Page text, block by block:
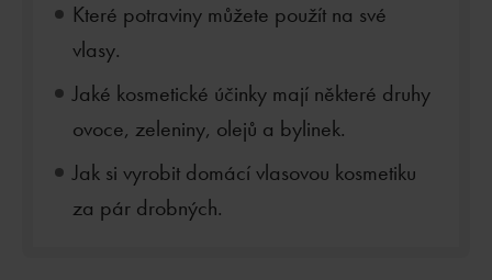
Které potraviny můžete použít na své
vlasy.
Jaké kosmetické účinky mají některé druhy
ovoce, zeleniny, olejů a bylinek.
Jak si vyrobit domácí vlasovou kosmetiku
za pár drobných.